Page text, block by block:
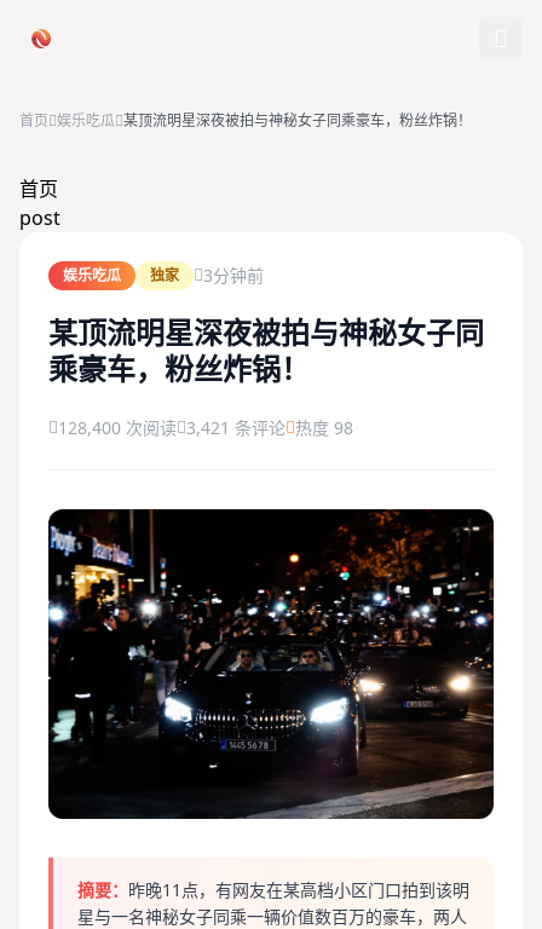
今日爆料
首页 娱乐吃瓜 某顶流明星深夜被拍与神秘女子同乘豪车，粉丝炸锅！
首页
post
娱乐吃瓜 独家 3分钟前
某顶流明星深夜被拍与神秘女子同
乘豪车，粉丝炸锅！
128,400 次阅读 3,421 条评论 热度 98
摘要： 昨晚11点，有网友在某高档小区门口拍到该明
星与一名神秘女子同乘一辆价值数百万的豪车，两人